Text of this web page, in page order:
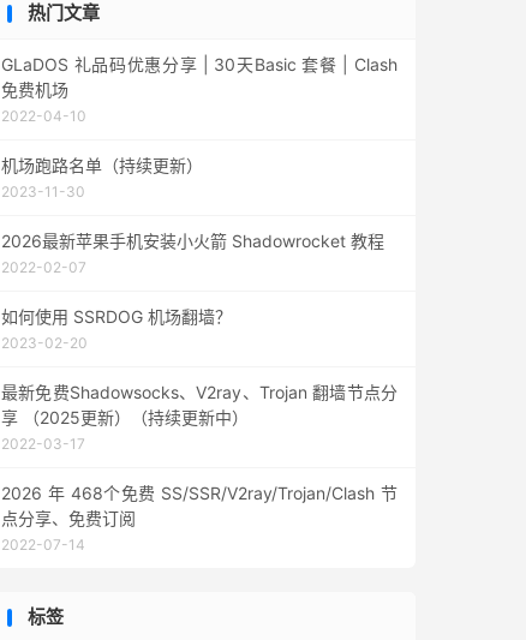
热门文章
GLaDOS 礼品码优惠分享 | 30天Basic 套餐 | Clash
免费机场
2022-04-10
机场跑路名单（持续更新）
2023-11-30
2026最新苹果手机安装小火箭 Shadowrocket 教程
2022-02-07
如何使用 SSRDOG 机场翻墙？
2023-02-20
最新免费Shadowsocks、V2ray、Trojan 翻墙节点分
享 （2025更新）（持续更新中）
2022-03-17
2026 年 468个免费 SS/SSR/V2ray/Trojan/Clash 节
点分享、免费订阅
2022-07-14
标签